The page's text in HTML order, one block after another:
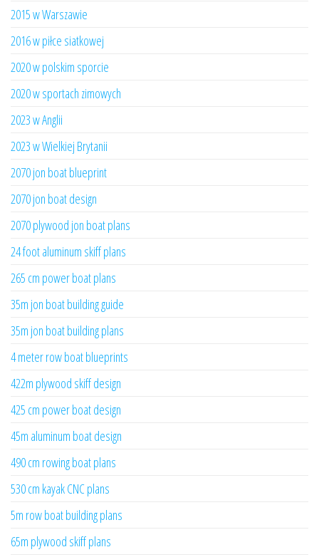
2015 w Warszawie
2016 w piłce siatkowej
2020 w polskim sporcie
2020 w sportach zimowych
2023 w Anglii
2023 w Wielkiej Brytanii
2070 jon boat blueprint
2070 jon boat design
2070 plywood jon boat plans
24 foot aluminum skiff plans
265 cm power boat plans
35m jon boat building guide
35m jon boat building plans
4 meter row boat blueprints
422m plywood skiff design
425 cm power boat design
45m aluminum boat design
490 cm rowing boat plans
530 cm kayak CNC plans
5m row boat building plans
65m plywood skiff plans